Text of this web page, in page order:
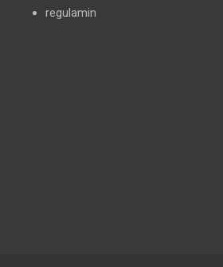
regulamin